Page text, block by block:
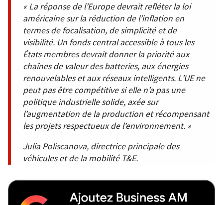
« La réponse de l’Europe devrait refléter la loi
américaine sur la réduction de l’inflation en
termes de focalisation, de simplicité et de
visibilité. Un fonds central accessible à tous les
États membres devrait donner la priorité aux
chaînes de valeur des batteries, aux énergies
renouvelables et aux réseaux intelligents. L’UE ne
peut pas être compétitive si elle n’a pas une
politique industrielle solide, axée sur
l’augmentation de la production et récompensant
les projets respectueux de l’environnement. »
Julia Poliscanova, directrice principale des
véhicules et de la mobilité T&E.